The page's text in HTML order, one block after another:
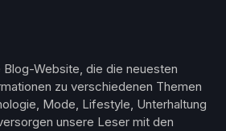
Website, die die neuesten
zu verschiedenen Themen
Mode, Lifestyle, Unterhaltung
unsere Leser mit den